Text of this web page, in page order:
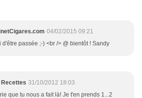
04/02/2015 09:21
d'être passée ;-) <br /> @ bientôt ! Sandy
31/10/2012 18:03
que tu nous a fait là! Je t'en prends 1...2